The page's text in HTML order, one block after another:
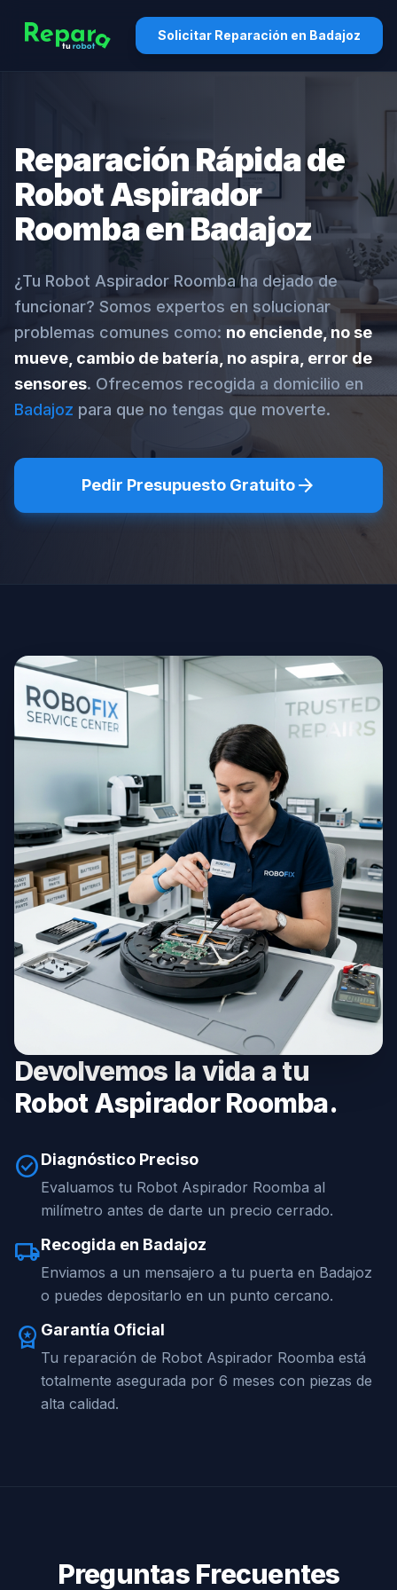
Solicitar Reparación en Badajoz
Reparación Rápida de
Robot Aspirador
Roomba en Badajoz
¿Tu Robot Aspirador Roomba ha dejado de
funcionar? Somos expertos en solucionar
problemas comunes como: no enciende, no se
mueve, cambio de batería, no aspira, error de
sensores. Ofrecemos recogida a domicilio en
Badajoz para que no tengas que moverte.
Pedir Presupuesto Gratuitoarrow_forward
Devolvemos la vida a tu
Robot Aspirador Roomba.
check_circleDiagnóstico Preciso
Evaluamos tu Robot Aspirador Roomba al
milímetro antes de darte un precio cerrado.
local_shippingRecogida en Badajoz
Enviamos a un mensajero a tu puerta en Badajoz
o puedes depositarlo en un punto cercano.
workspace_premium Garantía Oficial
Tu reparación de Robot Aspirador Roomba está
totalmente asegurada por 6 meses con piezas de
alta calidad.
Preguntas Frecuentes